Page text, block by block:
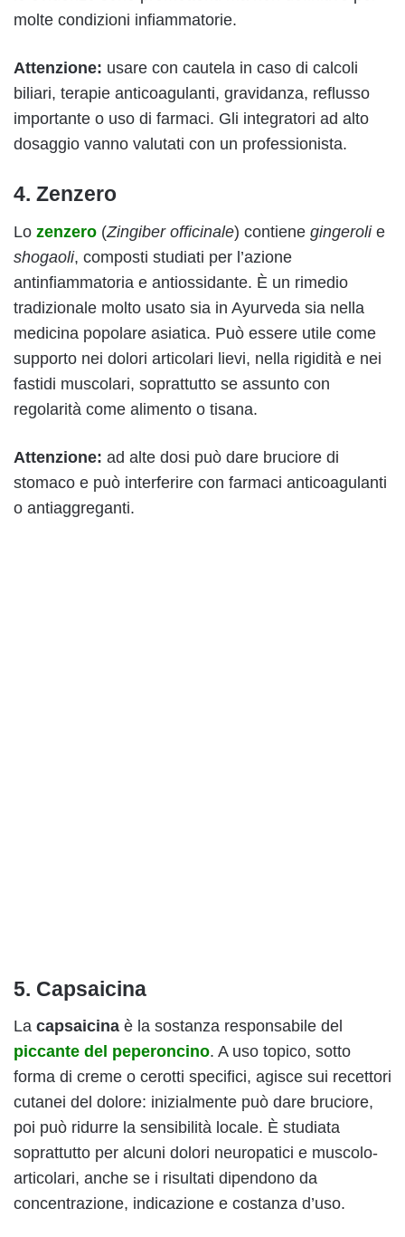
molte condizioni infiammatorie.
Attenzione: usare con cautela in caso di calcoli
biliari, terapie anticoagulanti, gravidanza, reflusso
importante o uso di farmaci. Gli integratori ad alto
dosaggio vanno valutati con un professionista.
4. Zenzero
Lo zenzero (Zingiber officinale) contiene gingerolie
shogaoli, composti studiati per l’azione
antinfiammatoria e antiossidante. È un rimedio
tradizionale molto usato sia in Ayurveda sia nella
medicina popolare asiatica. Può essere utile come
supporto nei dolori articolari lievi, nella rigidità e nei
fastidi muscolari, soprattutto se assunto con
regolarità come alimento o tisana.
Attenzione: ad alte dosi può dare bruciore di
stomaco e può interferire con farmaci anticoagulanti
o antiaggreganti.
5. Capsaicina
La capsaicina è la sostanza responsabile del
piccante del peperoncino. A uso topico, sotto
forma di creme o cerotti specifici, agisce sui recettori
cutanei del dolore: inizialmente può dare bruciore,
poi può ridurre la sensibilità locale. È studiata
soprattutto per alcuni dolori neuropatici e muscolo-
articolari, anche se i risultati dipendono da
concentrazione, indicazione e costanza d’uso.